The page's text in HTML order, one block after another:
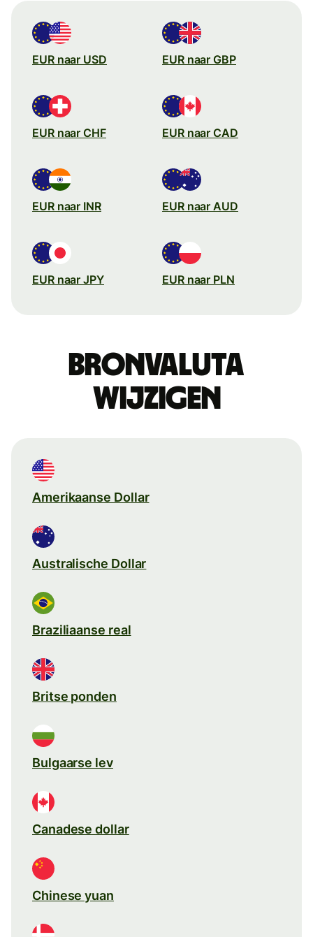
EUR naar USD EUR naar GBP
EUR naar CHF EUR naar CAD
EUR naar INR EUR naar AUD
EUR naar JPY EUR naar PLN
Bronvaluta
wijzigen
Amerikaanse Dollar
Australische Dollar
Braziliaanse real
Britse ponden
Bulgaarse lev
Canadese dollar
Chinese yuan